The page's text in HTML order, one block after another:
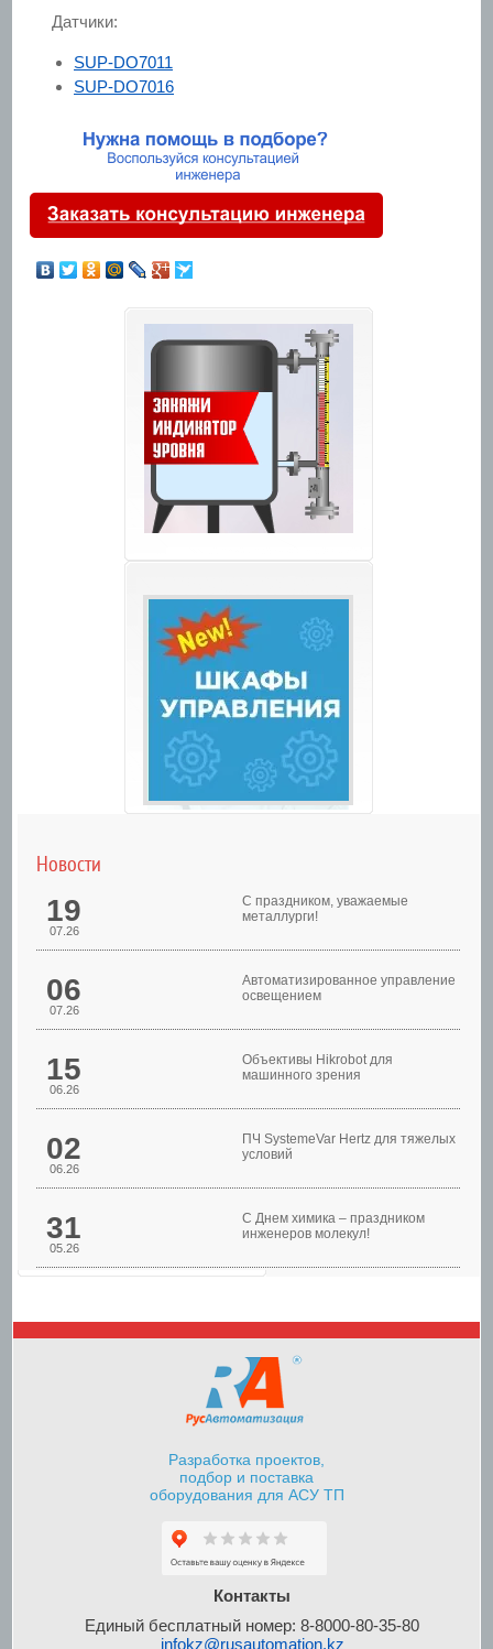
Датчики:
SUP-DO7011
SUP-DO7016
Шкафы управления
Шкафы контроля и
Новости
19
07.26
С праздником, уважаемые
металлурги!
06
07.26
Автоматизированное управление
освещением
15
06.26
Объективы Hikrobot для
машинного зрения
02
06.26
ПЧ SystemeVar Hertz для тяжелых
условий
31
05.26
С Днем химика – праздником
инженеров молекул!
Разработка проектов,
подбор и поставка
оборудования для АСУ ТП
Контакты
Единый бесплатный номер: 8-8000-80-35-80
infokz@rusautomation.kz